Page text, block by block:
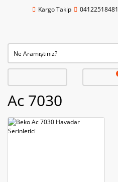
Kargo Takip 04122518481
Ac 7030